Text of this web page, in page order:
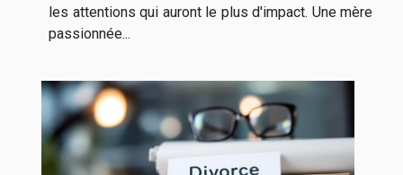
les attentions qui auront le plus d'impact. Une mère
passionnée...